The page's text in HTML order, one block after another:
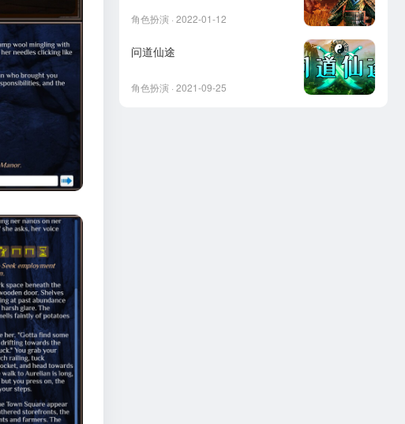
角色扮演 · 2022-01-12
问道仙途
角色扮演 · 2021-09-25